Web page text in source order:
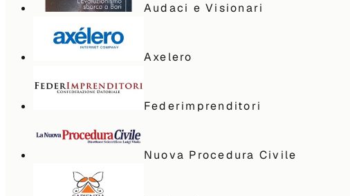
Audaci e Visionari
Axelero
Federimprenditori
Nuova Procedura Civile